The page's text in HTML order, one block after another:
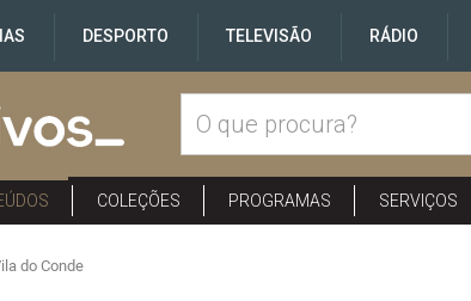
DESPORTO TELEVISÃO RÁDIO
COLEÇÕES PROGRAMAS SERVIÇOS
do Conde